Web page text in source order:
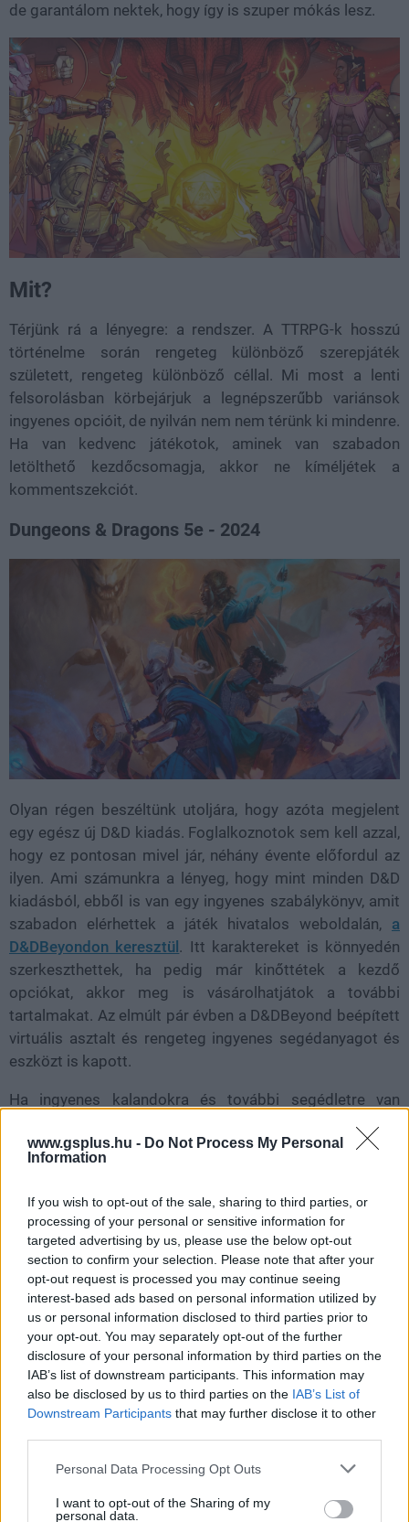
www.gsplus.hu - Do Not Process My Personal
Information
If you wish to opt-out of the sale, sharing to third parties, or
processing of your personal or sensitive information for
targeted advertising by us, please use the below opt-out
section to confirm your selection. Please note that after your
opt-out request is processed you may continue seeing
interest-based ads based on personal information utilized by
us or personal information disclosed to third parties prior to
your opt-out. You may separately opt-out of the further
disclosure of your personal information by third parties on the
IAB’s list of downstream participants. This information may
also be disclosed by us to third parties on the IAB’s List of
Downstream Participants that may further disclose it to other
Please note that this website/app uses one or more Google
not limited to your visit or usage behaviour. You may click to
Personal Data Processing Opt Outs
I want to opt-out of the Sharing of my
personal data.
de garantálom nektek, hogy így is szuper mókás lesz.
Mit?
Térjünk rá a lényegre: a rendszer. A TTRPG-k hosszú
történelme során rengeteg különböző szerepjáték
született, rengeteg különböző céllal. Mi most a lenti
felsorolásban körbejárjuk a legnépszerűbb variánsok
ingyenes opcióit, de nyilván nem nem térünk ki mindenre.
Ha van kedvenc játékotok, aminek van szabadon
letölthető kezdőcsomagja, akkor ne kíméljétek a
kommentszekciót.
Dungeons & Dragons 5e - 2024
Olyan régen beszéltünk utoljára, hogy azóta megjelent
egy egész új D&D kiadás. Foglalkoznotok sem kell azzal,
hogy ez pontosan mivel jár, néhány évente előfordul az
ilyen. Ami számunkra a lényeg, hogy mint minden D&D
kiadásból, ebből is van egy ingyenes szabálykönyv, amit
szabadon elérhettek a játék hivatalos weboldalán, a
D&DBeyondon keresztül. Itt karaktereket is könnyedén
szerkeszthettek, ha pedig már kinőttétek a kezdő
opciókat, akkor meg is vásárolhatjátok a további
tartalmakat. Az elmúlt pár évben a D&DBeyond beépített
virtuális asztalt és rengeteg ingyenes segédanyagot és
eszközt is kapott.
Ha ingyenes kalandokra és további segédletre van
DMs Guildlesz a második legjobb barátotok. A
közösség által üzemeltetett TTRPG bolt tele van
vásárolhattok be kiváló kiegészítőket és kalandokat.
Mielőtt azonban mélyre nyúlnátok a DMs Guild
kosaraiban, érdemes a hivatalos tartalmakat felélni: a
közösségnek néha elszáll a tolla, és fura dolgokat szül.
Ismerkedjetek meg először az alapjáték kincseivel.
Daggerheart